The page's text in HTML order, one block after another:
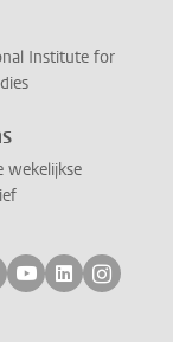
Institute for
wekelijkse
op bluesky
ons op
Volg ons op
Volg ons
Volg
op mastodon